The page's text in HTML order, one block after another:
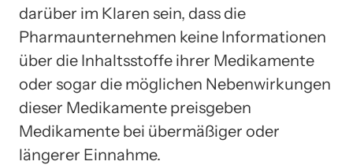
darüber im Klaren sein, dass die
Pharmaunternehmen keine Informationen
über die Inhaltsstoffe ihrer Medikamente
oder sogar die möglichen Nebenwirkungen
dieser Medikamente preisgeben
Medikamente bei übermäßiger oder
längerer Einnahme.